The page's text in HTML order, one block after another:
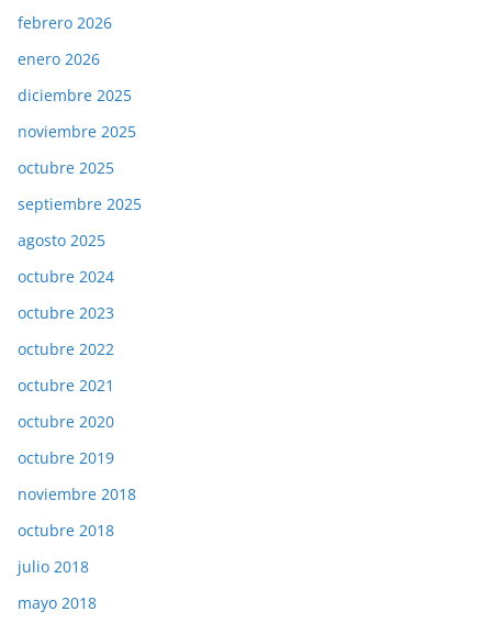
febrero 2026
enero 2026
diciembre 2025
noviembre 2025
octubre 2025
septiembre 2025
agosto 2025
octubre 2024
octubre 2023
octubre 2022
octubre 2021
octubre 2020
octubre 2019
noviembre 2018
octubre 2018
julio 2018
mayo 2018